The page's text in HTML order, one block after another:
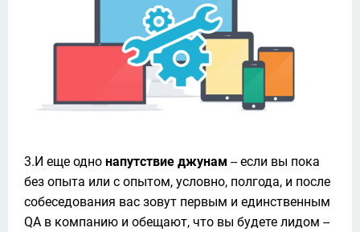
3.И еще одно напутствие джунам -- если вы пока
без опыта или с опытом, условно, полгода, и после
собеседования вас зовут первым и единственным
QA в компанию и обещают, что вы будете лидом --